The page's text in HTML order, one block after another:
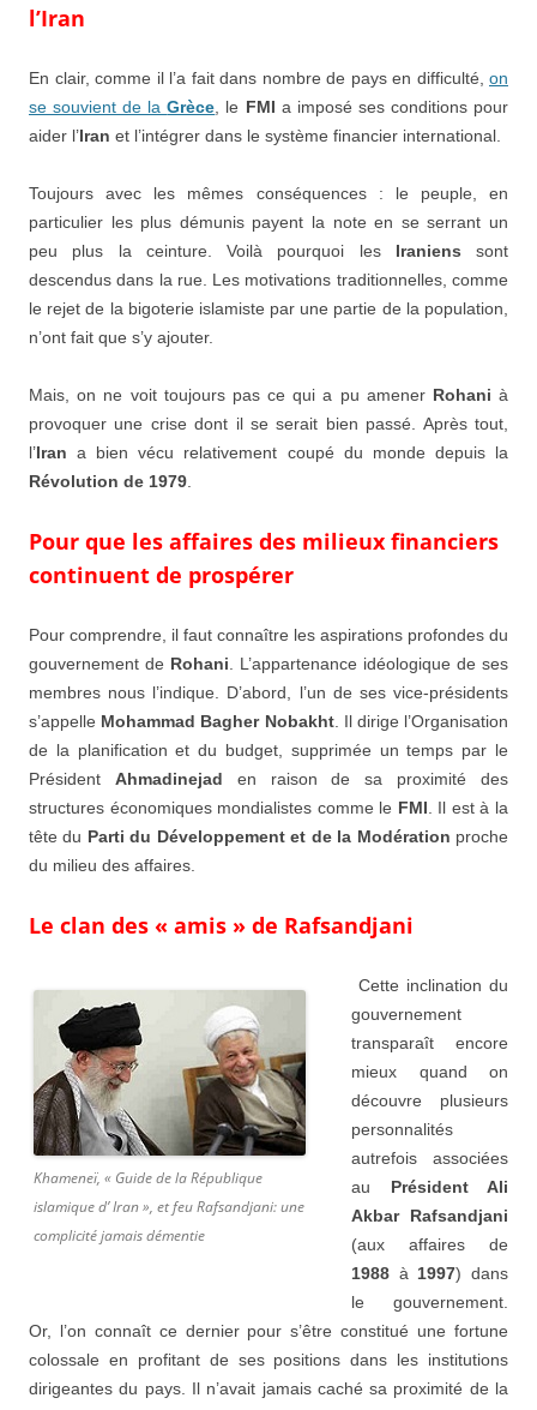
l’Iran
En clair, comme il l’a fait dans nombre de pays en difficulté, on
se souvient de laGrèce , le FMI a imposé ses conditions pour
aider l’Iran et l’intégrer dans le système financier international.
Toujours avec les mêmes conséquences : le peuple, en
particulier les plus démunis payent la note en se serrant un
peu plus la ceinture. Voilà pourquoi lesIraniens sont
descendus dans la rue. Les motivations traditionnelles, comme
le rejet de la bigoterie islamiste par une partie de la population,
n’ont fait que s’y ajouter.
Mais, on ne voit toujours pas ce qui a pu amenerRohani à
provoquer une crise dont il se serait bien passé. Après tout,
l’Iran a bien vécu relativement coupé du monde depuis la
Révolution de 1979
Pour que les affaires des milieux financiers
continuent de prospérer
Pour comprendre, il faut connaître les aspirations profondes du
gouvernement de Rohani . L’appartenance idéologique de ses
membres nous l’indique. D’abord, l’un de ses vice-présidents
s’appelle Mohammad Bagher Nobakht. Il dirige l’Organisation
de la planification et du budget, supprimée un temps par le
Président Ahmadinejad en raison de sa proximité des
structures économiques mondialistes comme le FMI . Il est à la
tête du Parti du Développement et de la Modération proche
du milieu des affaires.
Le clan des « amis » de Rafsandjani
Khameneï, « Guide de la République
islamique d’ Iran », et feu Rafsandjani: une
complicité jamais démentie
Cette inclination du
gouvernement
transparaît encore
mieux quand on
découvre plusieurs
personnalités
autrefois associées
au Président Ali
Akbar Rafsandjani
(aux affaires de
1988 à 1997) dans
le gouvernement.
Or, l’on connaît ce dernier pour s’être constitué une fortune
colossale en profitant de ses positions dans les institutions
dirigeantes du pays. Il n’avait jamais caché sa proximité de la